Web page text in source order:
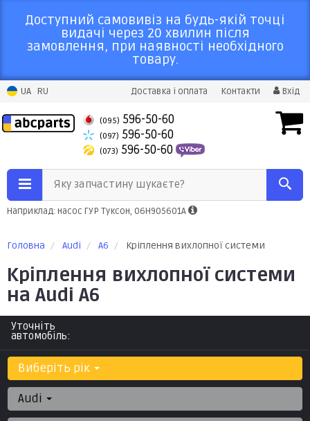
Доступний самовивіз на будь-якій точці
видачі через 20 хвилин після
замовлення, при наявності необхідного
товару.
UA RU Доставка і оплата Контакти Вхід
(095) 596-50-60
(097) 596-50-60
(073) 596-50-60
Яку запчастину шукаєте?
Наприклад: насос ГУР Туксон, 06H905601A
Головна Audi A6 Кріплення вихлопної системи
Кріплення вихлопної системи
на Audi A6
Уточніть
автомобіль:
Виберіть рік
Audi